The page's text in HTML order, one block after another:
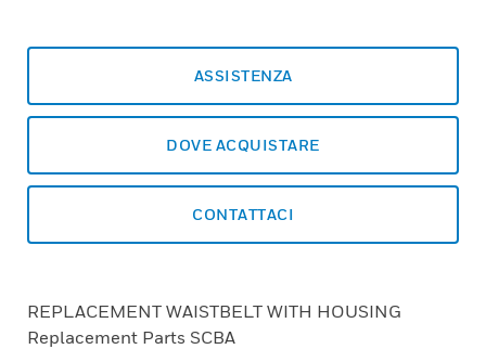
ASSISTENZA
DOVE ACQUISTARE
CONTATTACI
REPLACEMENT WAISTBELT WITH HOUSING
Replacement Parts SCBA